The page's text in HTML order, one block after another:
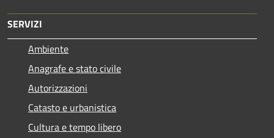
SERVIZI
Ambiente
Anagrafe e stato civile
Autorizzazioni
Catasto e urbanistica
Cultura e tempo libero